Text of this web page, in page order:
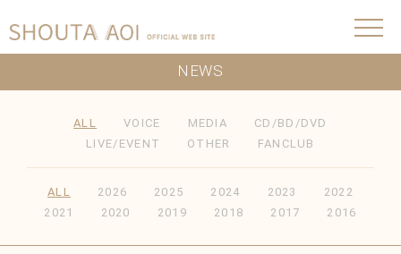
NEWS
ALL VOICE MEDIA
CD/BD/DVD
LIVE/EVENT
OTHER FANCLUB
ALL 2026 2025 2024 2023
2022
2021
2020 2019 2018 2017 2016